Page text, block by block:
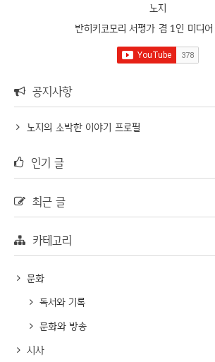
노지
반히키코모리 서평가 겸 1인 미디어
공지사항
노지의 소박한 이야기 프로필
인기 글
최근 글
카테고리
문화
독서와 기록
문화와 방송
시사